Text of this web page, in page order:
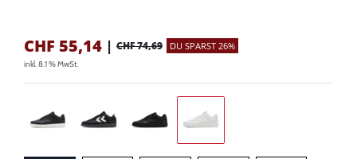
CHF 55,14 | CHF 74,69 DU SPARST 26%
inkl. 8.1 % MwSt.